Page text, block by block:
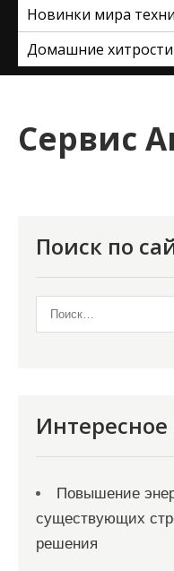
Новинки мира
Домашние хитрости
Сервис
Поиск по
Интересное
Повышение
существующих
решения